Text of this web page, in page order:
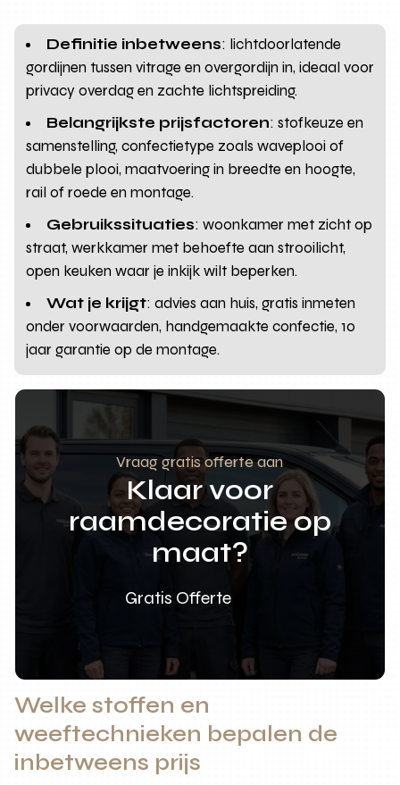
Definitie inbetweens: lichtdoorlatende
gordijnen tussen vitrage en overgordijn in, ideaal voor
privacy overdag en zachte lichtspreiding.
Belangrijkste prijsfactoren: stofkeuze en
samenstelling, confectietype zoals waveplooi of
dubbele plooi, maatvoering in breedte en hoogte,
rail of roede en montage.
Gebruikssituaties: woonkamer met zicht op
straat, werkkamer met behoefte aan strooilicht,
open keuken waar je inkijk wilt beperken.
Wat je krijgt: advies aan huis, gratis inmeten
onder voorwaarden, handgemaakte confectie, 10
jaar garantie op de montage.
Vraag gratis offerte aan
Klaar voor
raamdecoratie op
maat?
Gratis Offerte
Welke stoffen en
weeftechnieken bepalen de
inbetweens prijs